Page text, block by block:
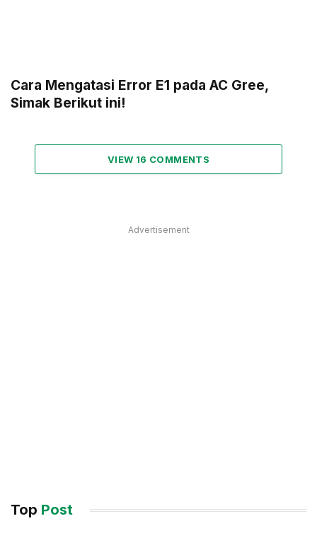
Cara Mengatasi Error E1 pada AC Gree,
Simak Berikut ini!
VIEW 16 COMMENTS
Advertisement
Top Post